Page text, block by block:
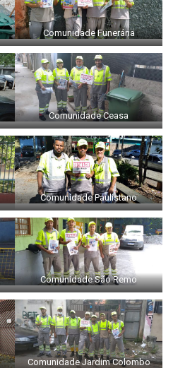
Comunidade Funerária
Comunidade Ceasa
Comunidade Paulistano
Comunidade São Remo
Comunidade Jardim Colombo